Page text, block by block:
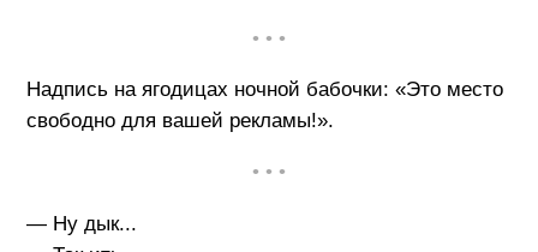
• • •
Надпись на ягодицах ночной бабочки: «Это место
свободно для вашей рекламы!».
• • •
— Ну дык...